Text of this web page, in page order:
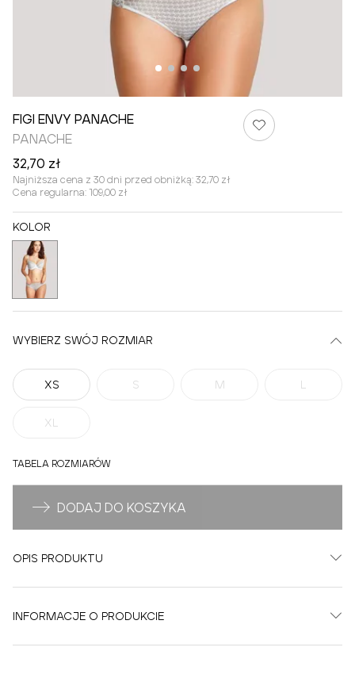
FIGI ENVY PANACHE
PANACHE
32,70 zł
Najniższa cena z 30 dni przed obniżką: 32,70 zł
Cena regularna: 109,00 zł
KOLOR
WYBIERZ SWÓJ ROZMIAR
XS S M L
XL
TABELA ROZMIARÓW
DODAJ DO KOSZYKA
OPIS PRODUKTU
INFORMACJE O PRODUKCIE